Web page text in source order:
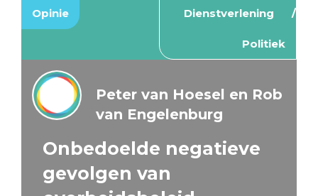
Opinie Dienstverlening
Politiek
Peter van Hoesel en Rob
van Engelenburg
Onbedoelde negatieve
gevolgen van